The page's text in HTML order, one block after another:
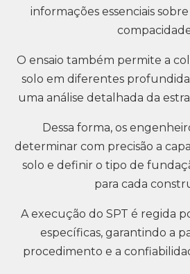
informações essenciais
O ensaio também permite a
solo em diferentes
uma análise detalhada da
Dessa forma, os
determinar com precisão a
solo e definir o tipo de
para cada
A execução do SPT é regida
específicas, garantindo a
procedimento e a